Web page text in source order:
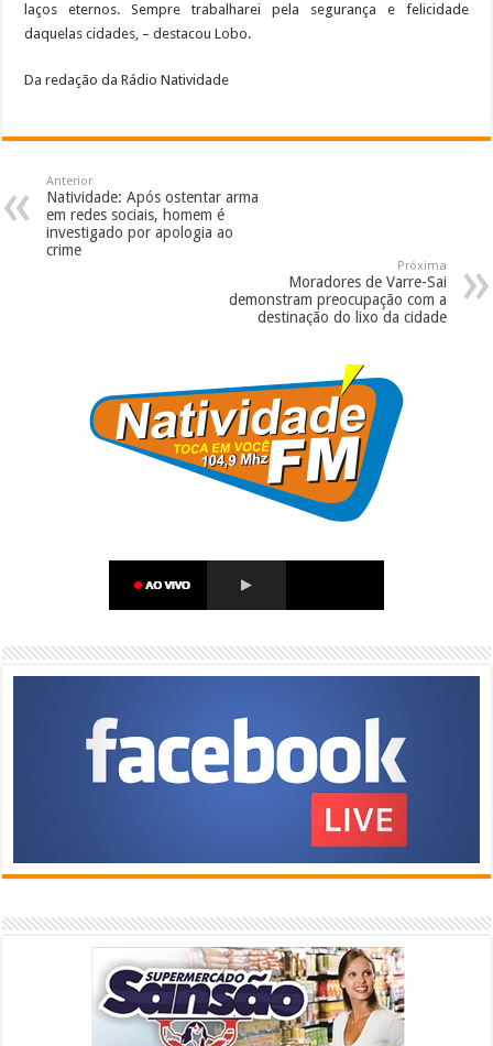
laços eternos. Sempre trabalharei pela segurança e felicidade
daquelas cidades, – destacou Lobo.
Da redação da Rádio Natividade
Anterior
Natividade: Após ostentar arma
em redes sociais, homem é
investigado por apologia ao
crime
Próxima
Moradores de Varre-Sai
demonstram preocupação com a
destinação do lixo da cidade